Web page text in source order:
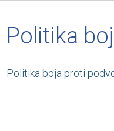
Politika
Politika boja proti